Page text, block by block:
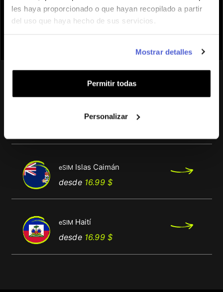
les haya proporcionado o que hayan recopilado a partir
del uso que haya hecho de sus servicios.
Mostrar detalles
Permitir todas
Personalizar
Barbados
eSIM Islas Caimán
desde16.99 $Precio
Precio
eSIM Haití
desde16.99 $Precio
Precio